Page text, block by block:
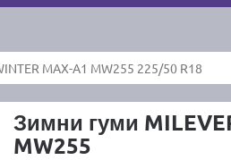
MAX-A1 MW255 225/50 R18
Зимни гуми
MW255